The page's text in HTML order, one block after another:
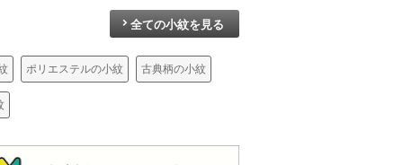
全ての小紋を見る
ポリエステルの小紋 古典柄の小紋